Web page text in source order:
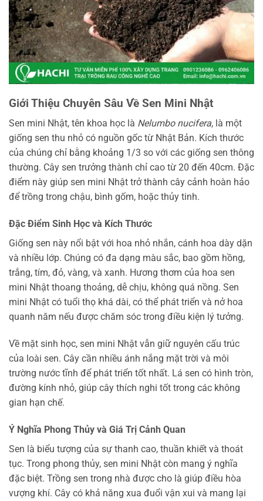
Giới Thiệu Chuyên Sâu Về Sen Mini Nhật
Sen mini Nhật, tên khoa học là Nelumbo nucifera, là một
giống sen thu nhỏ có nguồn gốc từ Nhật Bản. Kích thước
của chúng chỉ bằng khoảng 1/3 so với các giống sen thông
thường. Cây sen trưởng thành chỉ cao từ 20 đến 40cm. Đặc
điểm này giúp sen mini Nhật trở thành cây cảnh hoàn hảo
để trồng trong chậu, bình gốm, hoặc thủy tinh.
Đặc Điểm Sinh Học và Kích Thước
Giống sen này nổi bật với hoa nhỏ nhắn, cánh hoa dày dặn
và nhiều lớp. Chúng có đa dạng màu sắc, bao gồm hồng,
trắng, tím, đỏ, vàng, và xanh. Hương thơm của hoa sen
mini Nhật thoang thoảng, dễ chịu, không quá nồng. Sen
mini Nhật có tuổi thọ khá dài, có thể phát triển và nở hoa
quanh năm nếu được chăm sóc trong điều kiện lý tưởng.
Về mặt sinh học, sen mini Nhật vẫn giữ nguyên cấu trúc
của loài sen. Cây cần nhiều ánh nắng mặt trời và môi
trường nước tĩnh để phát triển tốt nhất. Lá sen có hình tròn,
đường kính nhỏ, giúp cây thích nghi tốt trong các không
gian hạn chế.
Ý Nghĩa Phong Thủy và Giá Trị Cảnh Quan
Sen là biểu tượng của sự thanh cao, thuần khiết và thoát
tục. Trong phong thủy, sen mini Nhật còn mang ý nghĩa
đặc biệt. Trồng sen trong nhà được cho là giúp điều hòa
vượng khí. Cây có khả năng xua đuổi vận xui và mang lại